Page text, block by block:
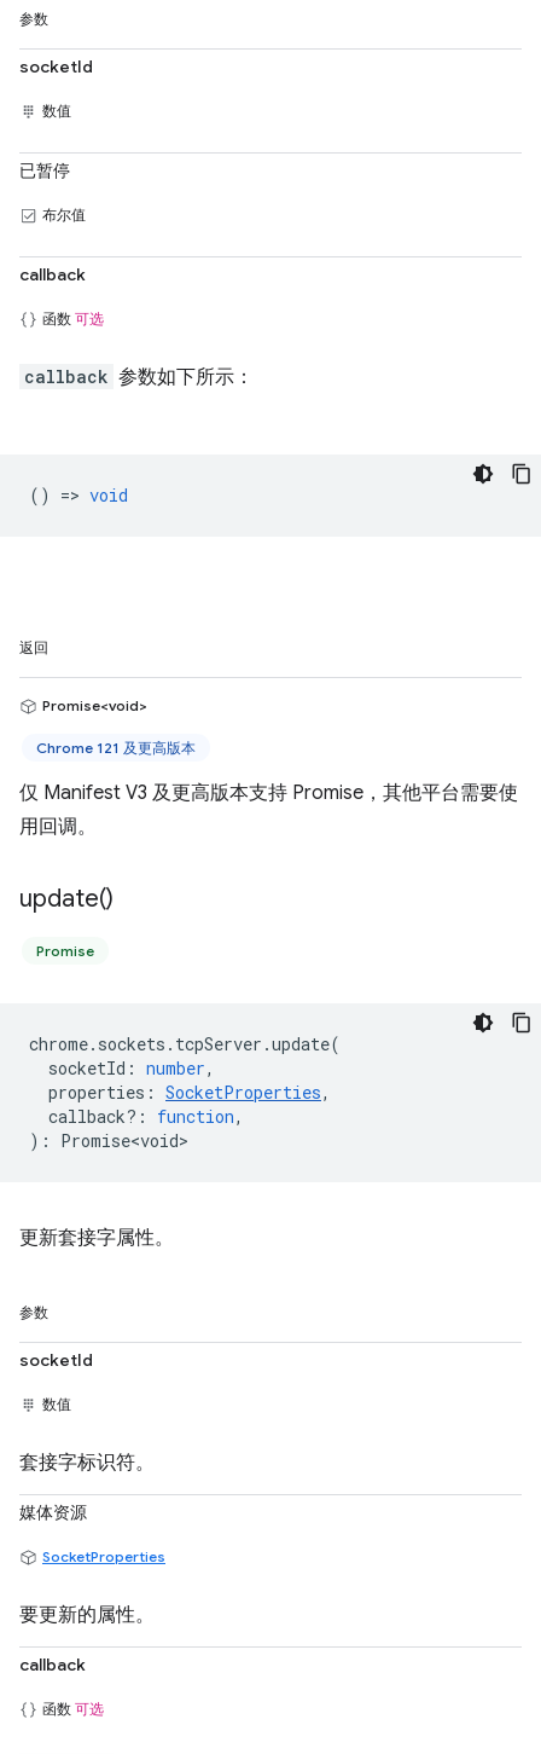
参数
socketId
数值
已暂停
布尔值
callback
函数 可选
callback 参数如下所示：
() => void
返回
Promise<void>
Chrome 121 及更高版本
仅 Manifest V3 及更高版本支持 Promise，其他平台需要使
用回调。
update()
Promise
chrome. sockets . tcpServer .update(
socketId : number,
properties : SocketProperties,
callback? : function,
) : Promise<void>
更新套接字属性。
参数
socketId
数值
套接字标识符。
媒体资源
SocketProperties
要更新的属性。
callback
函数 可选